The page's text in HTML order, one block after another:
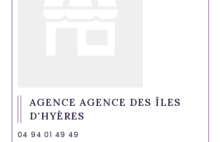
AGENCE AGENCE DES ÎLES
D'HYÈRES
04 94 01 49 49